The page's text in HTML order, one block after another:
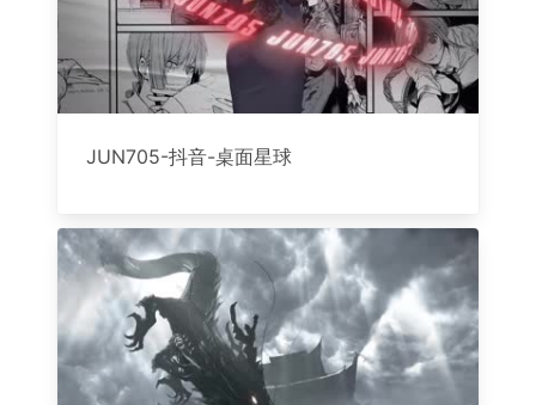
JUN705-抖音-桌面星球